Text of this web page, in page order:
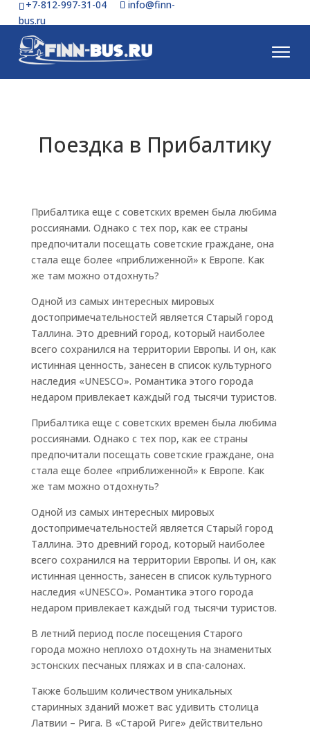
+7-812-997-31-04
info@finn-
bus.ru
Поездка в Прибалтику
Прибалтика еще с советских времен была любима
россиянами. Однако с тех пор, как ее страны
предпочитали посещать советские граждане, она
стала еще более «приближенной» к Европе. Как
же там можно отдохнуть?
Одной из самых интересных мировых
достопримечательностей является Старый город
Таллина. Это древний город, который наиболее
всего сохранился на территории Европы. И он, как
истинная ценность, занесен в список культурного
наследия «UNESCO». Романтика этого города
недаром привлекает каждый год тысячи туристов.
Прибалтика еще с советских времен была любима
россиянами. Однако с тех пор, как ее страны
предпочитали посещать советские граждане, она
стала еще более «приближенной» к Европе. Как
же там можно отдохнуть?
Одной из самых интересных мировых
достопримечательностей является Старый город
Таллина. Это древний город, который наиболее
всего сохранился на территории Европы. И он, как
истинная ценность, занесен в список культурного
наследия «UNESCO». Романтика этого города
недаром привлекает каждый год тысячи туристов.
В летний период после посещения Старого
города можно неплохо отдохнуть на знаменитых
эстонских песчаных пляжах и в спа-салонах.
Также большим количеством уникальных
старинных зданий может вас удивить столица
Латвии – Рига. В «Старой Риге» действительно